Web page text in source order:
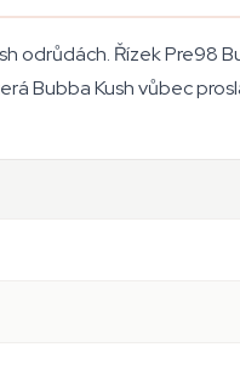
odrůdách. Řízek Pre98
Bubba Kush vůbec